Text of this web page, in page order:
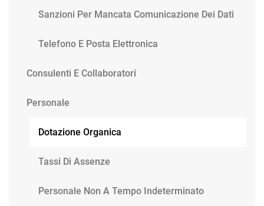
Sanzioni Per Mancata Comunicazione Dei Dati
Telefono E Posta Elettronica
Consulenti E Collaboratori
Personale
Dotazione Organica
Tassi Di Assenze
Personale Non A Tempo Indeterminato